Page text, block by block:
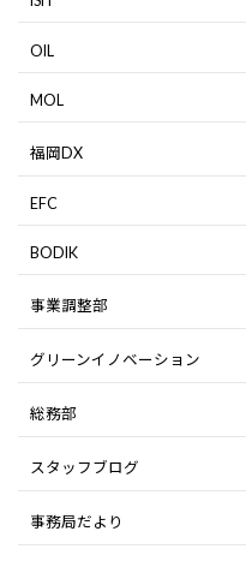
OIL
MOL
福岡DX
EFC
BODIK
事業調整部
グリーンイノベーション
総務部
スタッフブログ
事務局だより